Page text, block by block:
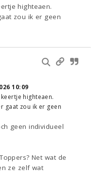
highteaen.
zou ik er geen
10:09
highteaen.
gaat zou ik er geen
geen individueel
Net wat de
ze zelf wat